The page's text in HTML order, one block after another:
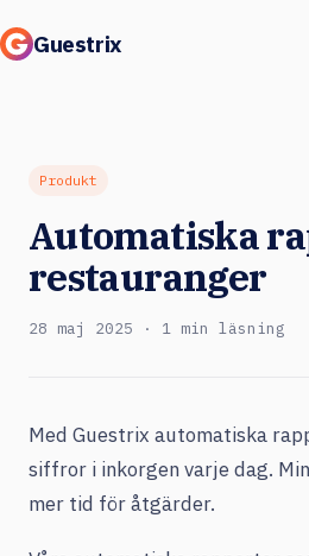
Guestrix
Integrationer
Priser
Logga in
Boka en
Produkt
Automatiska
restauranger
28 maj 2025 · 1 min läsning
Med Guestrix automatiska
siffror i inkorgen varje dag.
mer tid för åtgärder.